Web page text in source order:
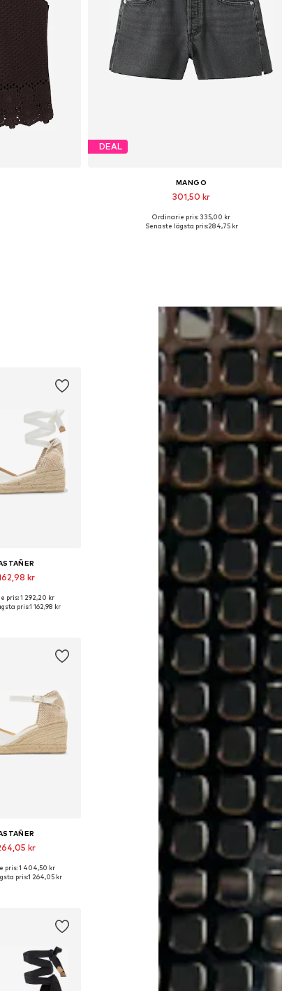
DEAL
MANGO
301,50 kr
Tillgänglig i många storlekar
Ordinarie pris: 335,00 kr
Senaste lägsta pris:284,75 kr
kr
pris: 1 292,20 kr
pris:1 162,98 kr
kr
pris: 1 404,50 kr
pris:1 264,05 kr